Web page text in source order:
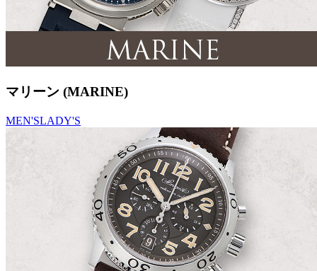
マリーン (MARINE)
MEN'SLADY'S